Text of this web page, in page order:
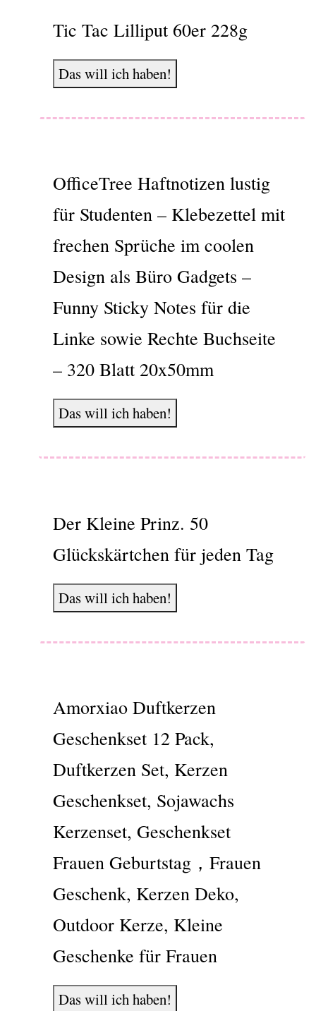
Tic Tac Lilliput 60er 228g
Das will ich haben!
OfficeTree Haftnotizen lustig
für Studenten – Klebezettel mit
frechen Sprüche im coolen
Design als Büro Gadgets –
Funny Sticky Notes für die
Linke sowie Rechte Buchseite
– 320 Blatt 20x50mm
Das will ich haben!
Der Kleine Prinz. 50
Glückskärtchen für jeden Tag
Das will ich haben!
Amorxiao Duftkerzen
Geschenkset 12 Pack,
Duftkerzen Set, Kerzen
Geschenkset, Sojawachs
Kerzenset, Geschenkset
Frauen Geburtstag，Frauen
Geschenk, Kerzen Deko,
Outdoor Kerze, Kleine
Geschenke für Frauen
Das will ich haben!